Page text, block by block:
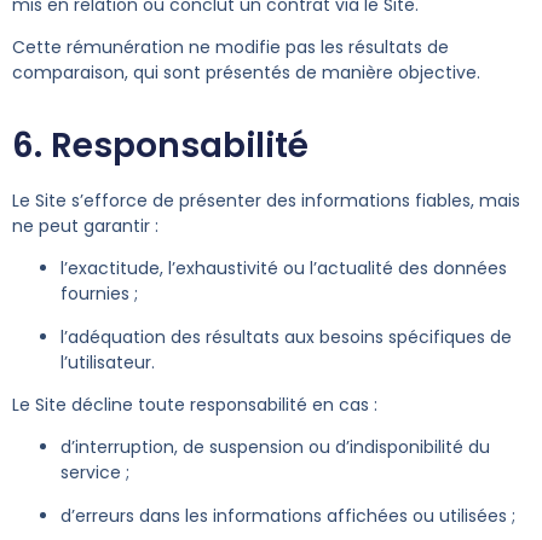
mis en relation ou conclut un contrat via le Site.
Cette rémunération ne modifie pas les résultats de
comparaison, qui sont présentés de manière objective.
6. Responsabilité
Le Site s’efforce de présenter des informations fiables, mais
ne peut garantir :
l’exactitude, l’exhaustivité ou l’actualité des données
fournies ;
l’adéquation des résultats aux besoins spécifiques de
l’utilisateur.
Le Site décline toute responsabilité en cas :
d’interruption, de suspension ou d’indisponibilité du
service ;
d’erreurs dans les informations affichées ou utilisées ;